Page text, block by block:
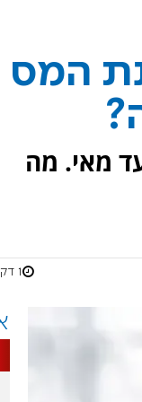
טופס 1214 לשנת המס
המיסים עד מאי. מה
1 דקות